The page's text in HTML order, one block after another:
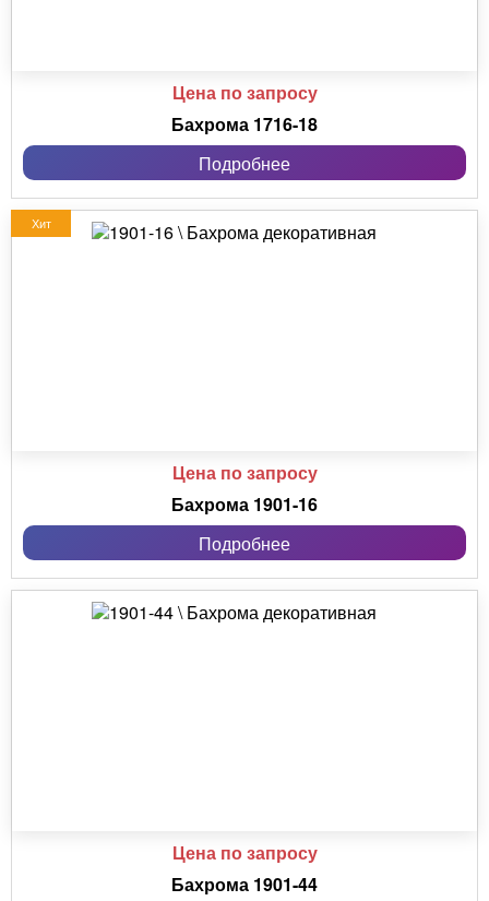
Цена по запросу
Бахрома 1716-18
Подробнее
Хит
Цена по запросу
Бахрома 1901-16
Подробнее
Цена по запросу
Бахрома 1901-44